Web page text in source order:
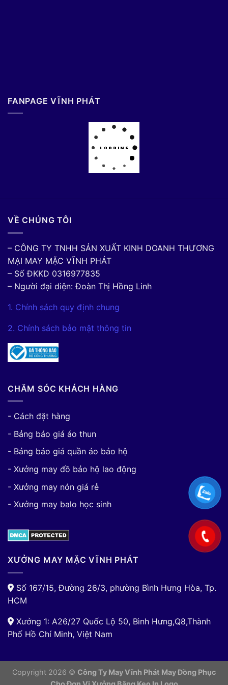
FANPAGE VĨNH PHÁT
VỀ CHÚNG TÔI
– CÔNG TY TNHH SẢN XUẤT KINH DOANH THƯƠNG
MẠI MAY MẶC VĨNH PHÁT
– Số ĐKKD 0316977835
– Người đại diện: Đoàn Thị Hồng Linh
1. Chính sách quy định chung
2. Chính sách bảo mật thông tin
CHĂM SÓC KHÁCH HÀNG
- Cách đặt hàng
- Bảng báo giá áo thun
- Bảng báo giá quần áo bảo hộ
- Xưởng may đồ bảo hộ lao động
- Xưởng may nón giá rẻ
- Xưởng may balo học sinh
XƯỞNG MAY MẶC VĨNH PHÁT
Số 167/15, Đường 26/3, phường Bình Hưng Hòa, Tp.
HCM
Xưởng 1: A26/27 Quốc Lộ 50, Bình Hưng,Q8,Thành
Phố Hồ Chí Minh, Việt Nam
Copyright 2026 © Công Ty May Vĩnh Phát May Đồng Phục